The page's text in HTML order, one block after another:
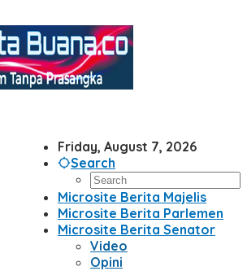
Friday, August 7, 2026
Search
Microsite Berita Majelis
Microsite Berita Parlemen
Microsite Berita Senator
Video
Opini